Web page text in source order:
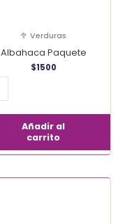
🥦 Verduras
Albahaca Paquete
$1500
Añadir al
carrito